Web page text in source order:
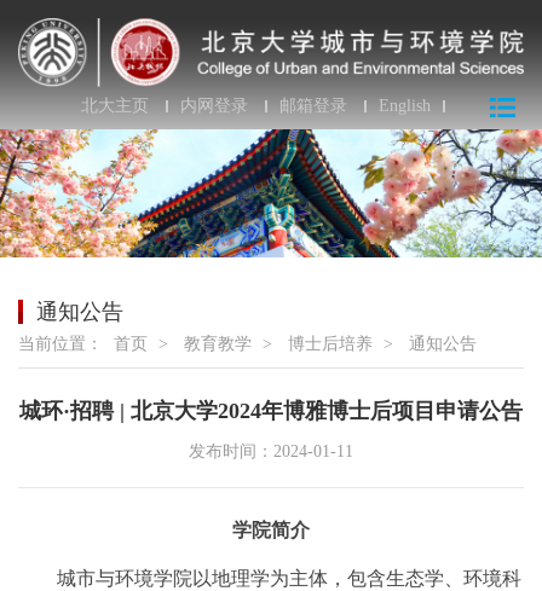
北大主页 内网登录 邮箱登录 English
通知公告
当前位置： 首页 > 教育教学 > 博士后培养 > 通知公告
城环·招聘 | 北京大学2024年博雅博士后项目申请公告
发布时间：2024-01-11
学院简介
城市与环境学院以地理学为主体，包含生态学、环境科